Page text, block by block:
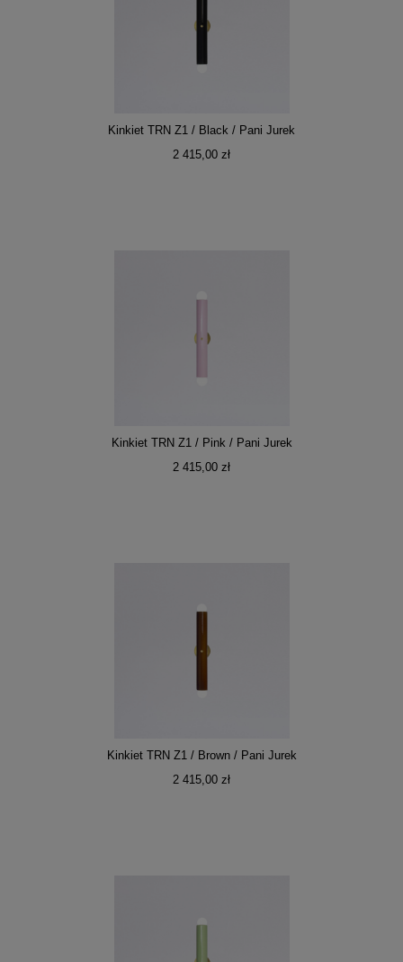
Kinkiet TRN Z1 / Black / Pani Jurek
2 415,00 zł
Kinkiet TRN Z1 / Pink / Pani Jurek
2 415,00 zł
Kinkiet TRN Z1 / Brown / Pani Jurek
2 415,00 zł